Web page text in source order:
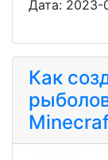
Дата: 2023-
Как